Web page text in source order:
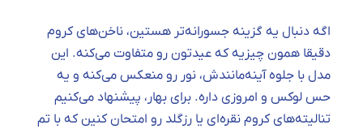
اگه دنبال یه گزینه جسورانه‌تر هستین، ناخن‌های کروم
دقیقا همون چیزیه که عیدتون رو متفاوت می‌کنه. این
مدل با جلوه آینه‌مانندش، نور رو منعکس می‌کنه و یه
حس لوکس و امروزی داره. برای بهار، پیشنهاد می‌کنیم
تنالیته‌های کروم نقره‌ای یا رزگلد رو امتحان کنین که با تم